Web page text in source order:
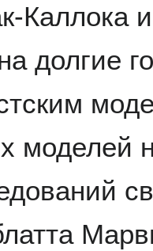
Каллока
долгие
моделей